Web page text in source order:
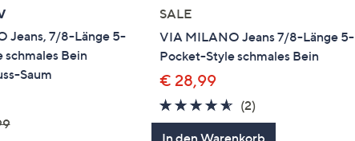
Jeans, 7/8-Länge 5-
Bein
Saum
SALE
VIA MILANO Jeans 7/8-Länge 5-
Pocket-Style schmales Bein
€ 28,99
4.5
von
(2)
Bewertungen
In den Warenkorb